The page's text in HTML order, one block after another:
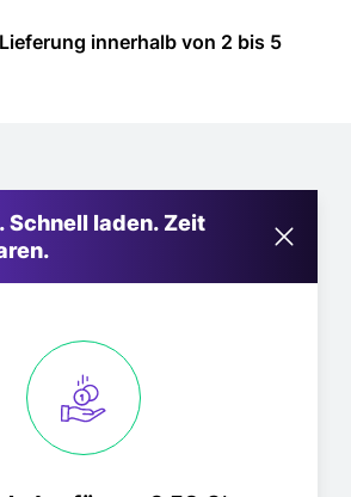
innerhalb von 2 bis 5
Schnell laden. Zeit